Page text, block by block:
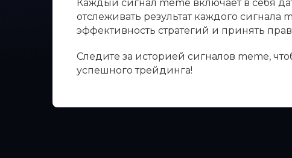
Каждый сигнал meme включает в себя
отслеживать результат каждого
эффективность стратегий и принять
Следите за историей сигналов meme,
успешного трейдинга!